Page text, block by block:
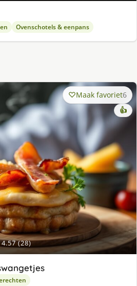
Ovenschotels & eenpans
4.57 (28)
Maak favoriet6
👍